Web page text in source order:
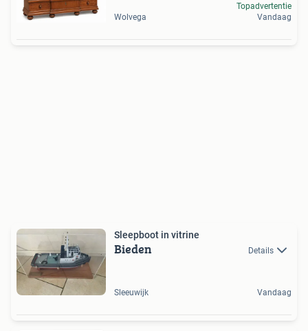
Wolvega
Topadvertentie
Vandaag
Sleepboot in vitrine
Bieden Details
Sleeuwijk Vandaag